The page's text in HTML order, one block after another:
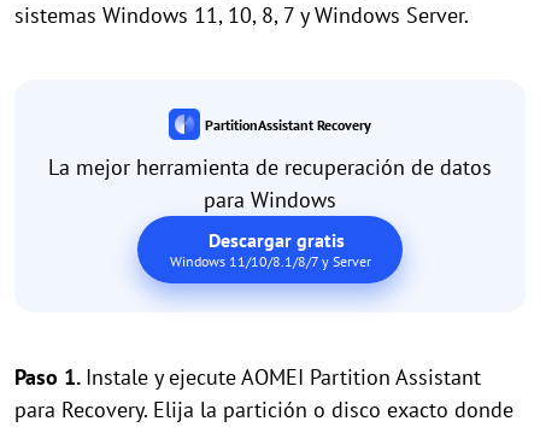
sistemas Windows 11, 10, 8, 7 y Windows Server.
PartitionAssistant Recovery
La mejor herramienta de recuperación de datos
para Windows
Descargar gratis
Windows 11/10/8.1/8/7 y Server
Paso 1. Instale y ejecute AOMEI Partition Assistant
para Recovery. Elija la partición o disco exacto donde